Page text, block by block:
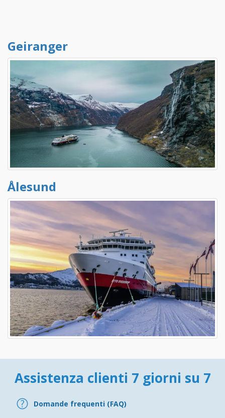
Geiranger
Ålesund
Assistenza clienti 7 giorni su 7
Domande frequenti (FAQ)